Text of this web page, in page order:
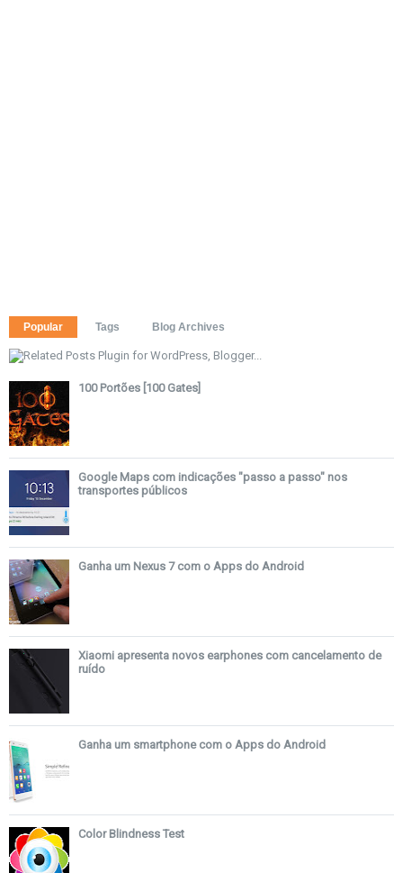
Popular Tags Blog Archives
100 Portões [100 Gates]
Google Maps com indicações "passo a passo" nos
transportes públicos
Ganha um Nexus 7 com o Apps do Android
Xiaomi apresenta novos earphones com cancelamento de
ruído
Ganha um smartphone com o Apps do Android
Color Blindness Test